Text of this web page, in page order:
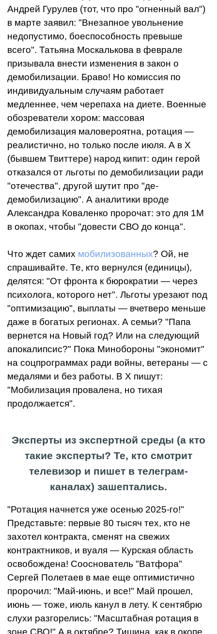
Андрей Гурулев (тот, что про "огненный вал")
в марте заявил: "Внезапное увольнение
недопустимо, боеспособность превыше
всего". Татьяна Москалькова в феврале
призывала внести изменения в закон о
демобилизации. Браво! Но комиссия по
индивидуальным случаям работает
медленнее, чем черепаха на диете. Военные
обозреватели хором: массовая
демобилизация маловероятна, ротация —
реалистично, но только после июля. А в X
(бывшем Твиттере) народ кипит: один герой
отказался от льготы по демобилизации ради
"отечества", другой шутит про "де-
демобилизацию". А аналитики вроде
Александра Коваленко пророчат: это для 1М
в окопах, чтобы "довести СВО до конца".
Что ждет самих мобилизованных? Ой, не
спрашивайте. Те, кто вернулся (единицы),
делятся: "От фронта к бюрократии — через
психолога, которого нет". Льготы урезают под
"оптимизацию", выплаты — вчетверо меньше
даже в богатых регионах. А семьи? "Папа
вернется на Новый год? Или на следующий
апокалипсис?" Пока Минобороны "экономит"
на соцпрограммах ради войны, ветераны — с
медалями и без работы. В X пишут:
"Мобилизация провалена, но тихая
продолжается".
Эксперты из экспертной среды (а кто
такие эксперты? Те, кто смотрит
телевизор и пишет в телеграм-
каналах) зашептались.
"Ротация начнется уже осенью 2025-го!"
Представьте: первые 80 тысяч тех, кто не
захотел контракта, сменят на свежих
контрактников, и вуаля — Курская область
освобождена! Сооснователь "Ватфора"
Сергей Полетаев в мае еще оптимистично
пророчил: "Май-июнь, и все!" Май прошел,
июнь — тоже, июль канул в лету. К сентябрю
слухи разгорелись: "Масштабная ротация в